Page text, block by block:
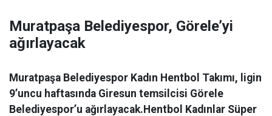
Muratpaşa Belediyespor, Görele’yi
ağırlayacak
Muratpaşa Belediyespor Kadın Hentbol Takımı, ligin
9’uncu haftasında Giresun temsilcisi Görele
Belediyespor’u ağırlayacak.Hentbol Kadınlar Süper